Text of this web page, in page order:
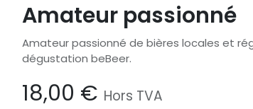
Amateur passionné
Amateur passionné de bières locales et
dégustation beBeer.
18,00 € Hors TVA